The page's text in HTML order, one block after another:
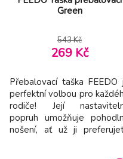
Green
543 Kč
269 Kč
Přebalovací taška FEEDO
perfektní volbou pro
rodiče! Její
popruh umožňuje
nošení, ať už ji